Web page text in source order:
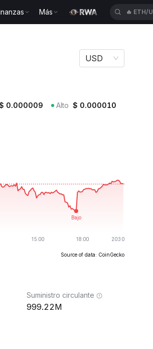
Más 🔥 ETH/
USD
0.000009 Alto $ 0.000010
Source of data: CoinGecko
Suministro circulante
999.22M